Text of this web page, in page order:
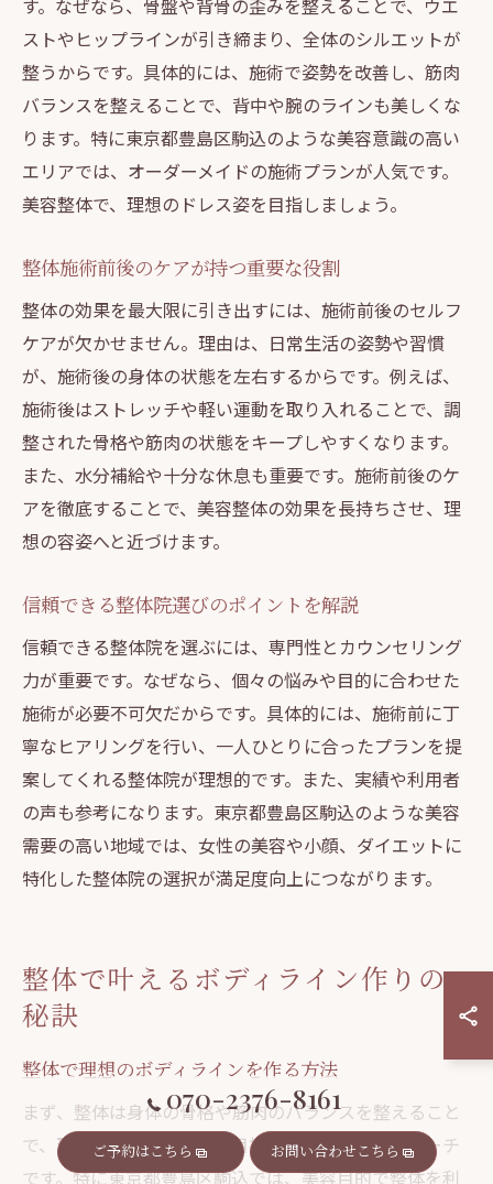
す。なぜなら、骨盤や背骨の歪みを整えることで、ウエ
ストやヒップラインが引き締まり、全体のシルエットが
整うからです。具体的には、施術で姿勢を改善し、筋肉
バランスを整えることで、背中や腕のラインも美しくな
ります。特に東京都豊島区駒込のような美容意識の高い
エリアでは、オーダーメイドの施術プランが人気です。
美容整体で、理想のドレス姿を目指しましょう。
整体施術前後のケアが持つ重要な役割
整体の効果を最大限に引き出すには、施術前後のセルフ
ケアが欠かせません。理由は、日常生活の姿勢や習慣
が、施術後の身体の状態を左右するからです。例えば、
施術後はストレッチや軽い運動を取り入れることで、調
整された骨格や筋肉の状態をキープしやすくなります。
また、水分補給や十分な休息も重要です。施術前後のケ
アを徹底することで、美容整体の効果を長持ちさせ、理
想の容姿へと近づけます。
信頼できる整体院選びのポイントを解説
信頼できる整体院を選ぶには、専門性とカウンセリング
力が重要です。なぜなら、個々の悩みや目的に合わせた
施術が必要不可欠だからです。具体的には、施術前に丁
寧なヒアリングを行い、一人ひとりに合ったプランを提
案してくれる整体院が理想的です。また、実績や利用者
の声も参考になります。東京都豊島区駒込のような美容
需要の高い地域では、女性の美容や小顔、ダイエットに
特化した整体院の選択が満足度向上につながります。
整体で叶えるボディライン作りの
秘訣
整体で理想のボディラインを作る方法
まず、整体は身体の骨格や筋肉のバランスを整えること
で、理想のボディラインを目指す方に有効なアプローチ
です。特に東京都豊島区駒込では、美容目的で整体を利
070-2376-8161
ご予約はこちら お問い合わせこちら